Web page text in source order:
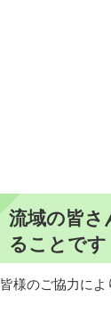
流域の皆さ
ることです
皆様のご協力によ